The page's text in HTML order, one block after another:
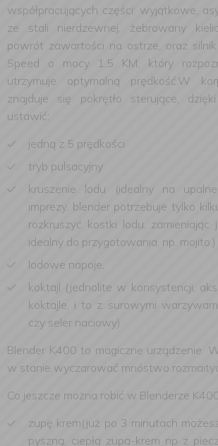
współpracujących części: wyjątkowe,
ze stali nierdzewnej, żebrowany
powrót zawartości na ostrze, oraz
Speed o mocy 1,5 KM, który
utrzymuje optymalną prędkość.W
znajduje się pokrętło sterujące,
ustawić:
jedną z 5 prędkości
tryb pulsacyjny
kruszenie lodu (idealny na
imprezy, blender potrzebuje tylko
rozkruszyć kostki lodu,
idealny do przygotowania, np. mojito.)
lodowe napoje,
koktajl (jednolite w konsystencji,
koktajle, i to z surowymi
czy seler naciowy)
Blender K400 to magiczne urządzenie.
w stanie wyczarować mnóstwo
Co jeszcze można robić w Blenderze
zupę krem(już po 3 minutach
pyszną, ciepłą zupą-krem np z